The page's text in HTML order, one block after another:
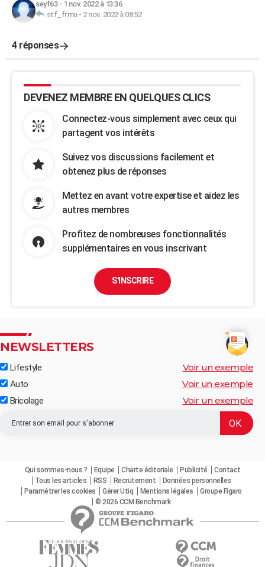
seyf63- 1 nov. 2022 à 13:36
stf_frmu- 2 nov. 2022 à 08:52
4 réponses
DEVENEZ MEMBRE EN QUELQUES CLICS
Connectez-vous simplement avec ceux qui
partagent vos intérêts
Suivez vos discussions facilement et
obtenez plus de réponses
Mettez en avant votre expertise et aidez les
autres membres
Profitez de nombreuses fonctionnalités
supplémentaires en vous inscrivant
S'INSCRIRE
NEWSLETTERS
Lifestyle Voir un exemple
Auto Voir un exemple
Bricolage Voir un exemple
Qui sommes-nous ? Equipe Charte éditoriale Publicité
Contact
Tous les articles
RSS Recrutement
Données personnelles
Paramétrer les cookies
Gérer Utiq Mentions légales
Groupe Figaro
© 2026 CCM Benchmark